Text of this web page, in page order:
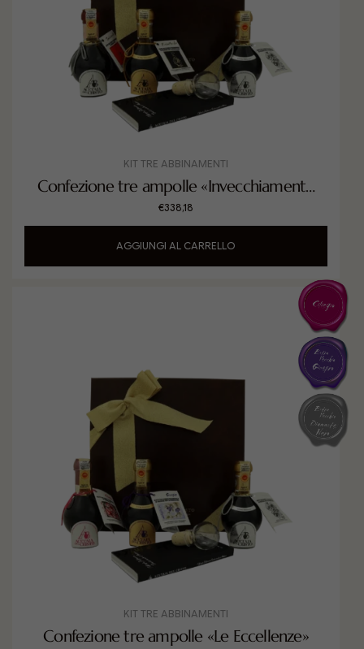
KIT TRE ABBINAMENTI
Confezione tre ampolle «Invecchiamento
Percorso Completo»
€338,18
AGGIUNGI AL CARRELLO
KIT TRE ABBINAMENTI
Confezione tre ampolle «Le Eccellenze»